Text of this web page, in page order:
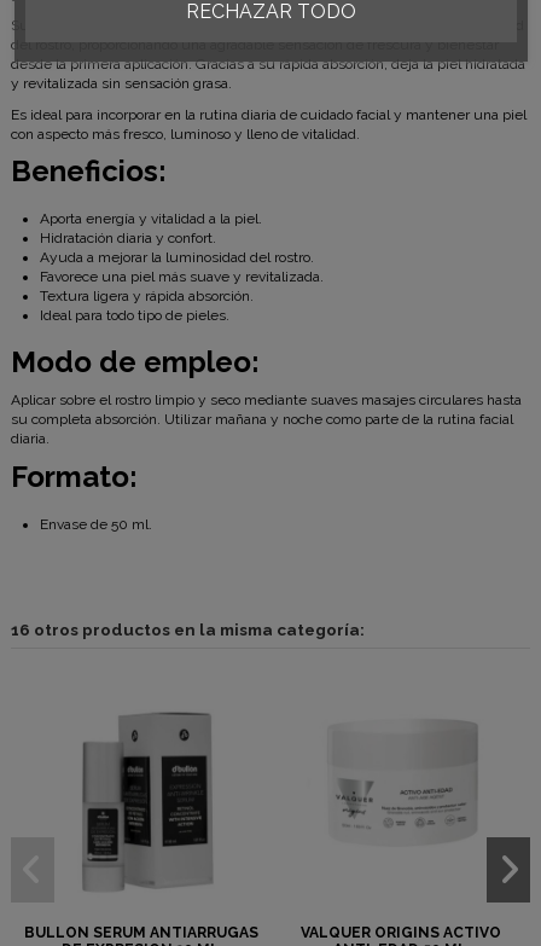
Su fórmula ligera y confortable contribuye a mejorar la luminosidad y suavidad
del rostro, proporcionando una agradable sensación de frescura y bienestar
desde la primera aplicación. Gracias a su rápida absorción, deja la piel hidratada
y revitalizada sin sensación grasa.
Es ideal para incorporar en la rutina diaria de cuidado facial y mantener una piel
con aspecto más fresco, luminoso y lleno de vitalidad.
Beneficios:
Aporta energía y vitalidad a la piel.
Hidratación diaria y confort.
Ayuda a mejorar la luminosidad del rostro.
Favorece una piel más suave y revitalizada.
Textura ligera y rápida absorción.
Ideal para todo tipo de pieles.
Modo de empleo:
Aplicar sobre el rostro limpio y seco mediante suaves masajes circulares hasta
su completa absorción. Utilizar mañana y noche como parte de la rutina facial
diaria.
Formato:
Envase de 50 ml.
16 otros productos en la misma categoría:
ACTIVO
VALQUER ORIGINS G-3
CREMA
RECHAZAR TODO